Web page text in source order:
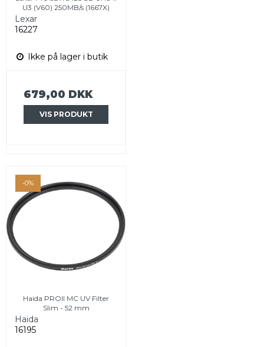
U3 (V60) 250MB/s (1667X)
Lexar
16227
Ikke på lager i butik
679,00 DKK
VIS PRODUKT
-0%
Haida PROII MC UV Filter
Slim - 52 mm
Haida
16195